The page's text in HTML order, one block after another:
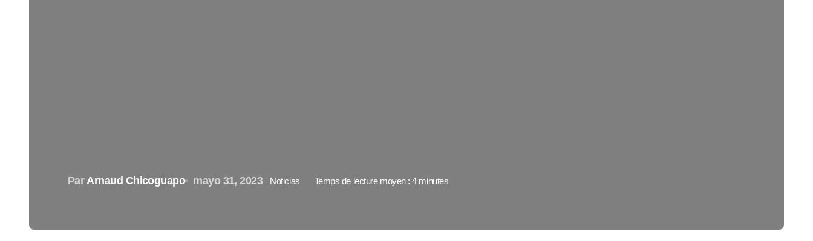
Par Arnaud Chicoguapo mayo 31, 2023 Noticias Temps de lecture moyen : 4 minutes